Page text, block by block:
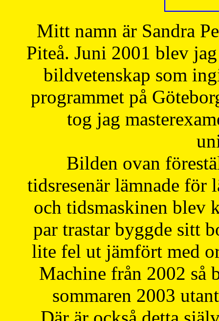
Mitt namn är Sandra
Piteå. Juni 2001 blev
bildvetenskap som
programmet på
tog jag
Bilden ovan
tidsresenär lämnade för
och tidsmaskinen blev
par trastar byggde sitt
lite fel ut jämfört med
Machine från 2002 så
sommaren 2003